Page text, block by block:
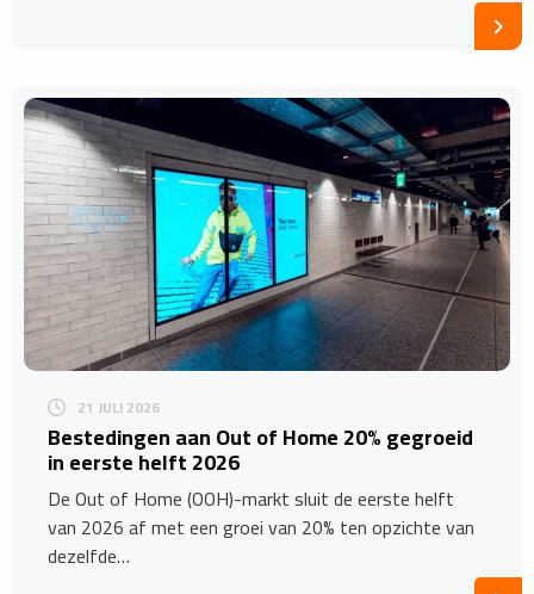
21 JULI 2026
Bestedingen aan Out of Home 20% gegroeid
in eerste helft 2026
De Out of Home (OOH)-markt sluit de eerste helft
van 2026 af met een groei van 20% ten opzichte van
dezelfde…